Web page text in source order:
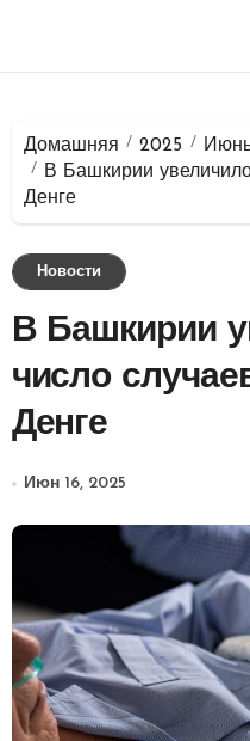
Домашняя 2025
В Башкирии
Денге
Новости
В Башкирии
число
Денге
Июн 16, 2025